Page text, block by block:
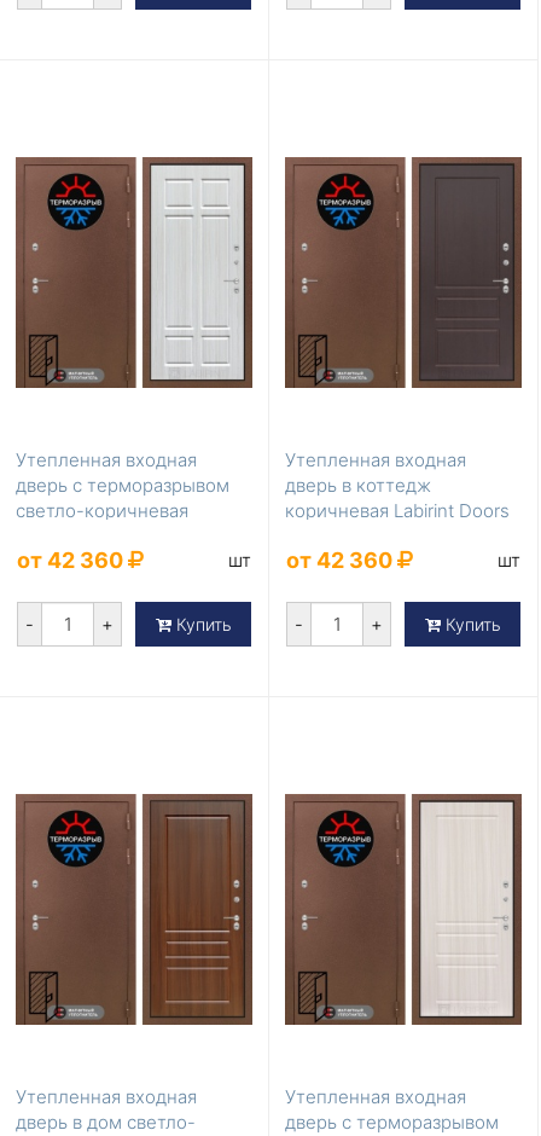
Утепленная входная
дверь с терморазрывом
светло-коричневая
от 42 360 шт
- + Купить
Утепленная входная
дверь в коттедж
коричневая Labirint Doors
от 42 360 шт
- + Купить
Утепленная входная
дверь в дом светло-
Утепленная входная
дверь с терморазрывом